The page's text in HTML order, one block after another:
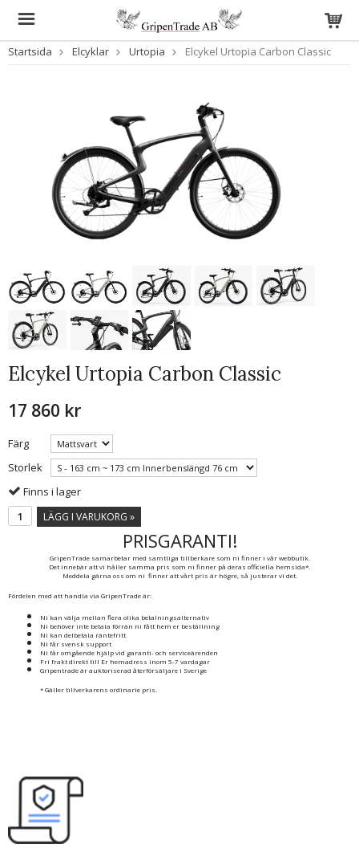
Startsida Elcyklar Urtopia Elcykel Urtopia Carbon Classic
Elcykel Urtopia Carbon Classic
17 860 kr
Färg
Storlek
Finns i lager
LÄGG I VARUKORG »
PRISGARANTI!
GripenTrade samarbetar med samtliga tillberkare som ni finner i vår webbutik.
Det innebär att vi håller samma pris som ni finner på deras officiella hemsida*.
Meddela gärna oss om ni finner att vårt pris är högre, så justerar vi det.
Fördelen med att handla via GripenTrade är:
Ni kan välja mellan flera olika betalningsalternativ
Ni behöver inte betala förrän ni fått hem er beställning
Ni kan delbetala räntefritt
Ni får svensk support
Ni får omgående hjälp vid garanti- och serviceärenden
Fri frakt direkt till Er hemadress inom 5-7 vardagar
Gripentrade är auktoriserad återförsäljare i Sverige
* Gäller tillverkarens ordinarie pris.